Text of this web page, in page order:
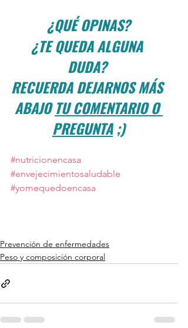
¿QUÉ OPINAS?
¿TE QUEDA ALGUNA
DUDA?
RECUERDA DEJARNOS MÁS
ABAJO TU COMENTARIO O
PREGUNTA ;)
#nutricionencasa
#envejecimientosaludable
#yomequedoencasa
Prevención de enfermedades
Peso y composición corporal